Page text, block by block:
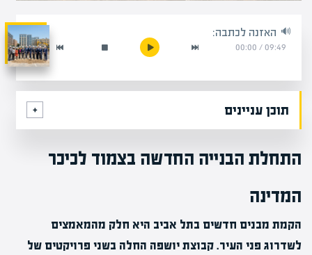
האזנה לכתבה:
09:49
/
00:00
תוכן עניינים
התחלת הבנייה החדשה בצמוד לכיכר
המדינה
הקמת מבנים חדשים בתל אביב היא חלק מהמאמצים
לשדרוג פני העיר. קבוצת יושפה החלה בשני פרויקטים של